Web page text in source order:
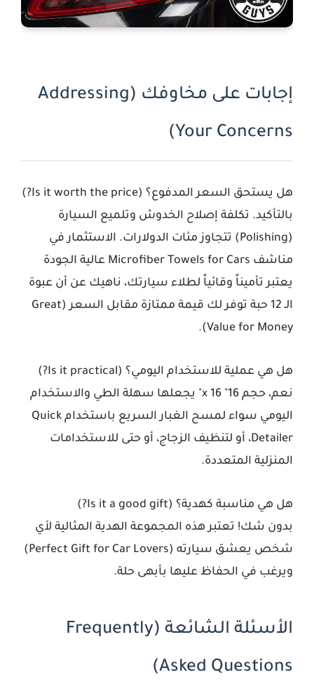
إجابات على مخاوفك (Addressing
Your Concerns)
هل يستحق السعر المدفوع؟ (Is it worth the price?)
بالتأكيد. تكلفة إصلاح الخدوش وتلميع السيارة
(Polishing) تتجاوز مئات الدولارات. الاستثمار في
مناشف Microfiber Towels for Cars عالية الجودة
يعتبر تأميناً وقائياً لطلاء سيارتك، ناهيك عن أن عبوة
الـ 12 حبة توفر لك قيمة ممتازة مقابل السعر (Great
Value for Money).
هل هي عملية للاستخدام اليومي؟ (Is it practical?)
نعم، حجم 16" x 16" يجعلها سهلة الطي والاستخدام
اليومي سواء لمسح الغبار السريع باستخدام Quick
Detailer، أو لتنظيف الزجاج، أو حتى للاستخدامات
المنزلية المتعددة.
هل هي مناسبة كهدية؟ (Is it a good gift?)
بدون شك! تعتبر هذه المجموعة الهدية المثالية لأي
شخص يعشق سيارته (Perfect Gift for Car Lovers)
ويرغب في الحفاظ عليها بأبهى حلة.
الأسئلة الشائعة (Frequently
Asked Questions)